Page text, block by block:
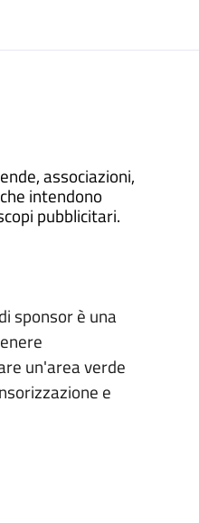
associazioni,
intendono
pubblicitari.
sponsor è una
un'area verde
e